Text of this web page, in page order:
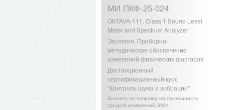
МИ ПКФ-25-024
OKTAVA-111. Class 1 Sound Level
Meter and Spectrum Analyzer
Экология. Приборно-
методическое обеспечение
измерений физических факторов
Дистанционный
сертификационный курс
"Контроль шума и вибрации"
Вносить ли поправку на погрешность
средств измерений ЭМИ